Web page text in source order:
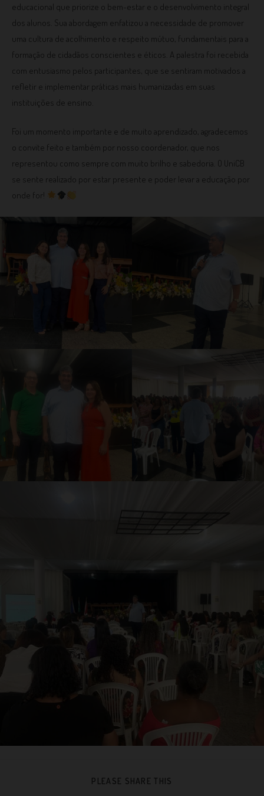
educacional que priorize o bem-estar e o desenvolvimento integral
dos alunos. Sua abordagem enfatizou a necessidade de promover
uma cultura de acolhimento e respeito mútuo, fundamentais para a
formação de cidadãos conscientes e éticos. A palestra foi recebida
com entusiasmo pelos participantes, que se sentiram motivados a
refletir e implementar práticas mais humanizadas em suas
instituições de ensino.
Foi um momento importante e de muito aprendizado, agradecemos
o convite feito e também por nosso coordenador, que nos
representou como sempre com muito brilho e sabedoria. O UniCB
se sente realizado por estar presente e poder levar a educação por
onde for!
PLEASE SHARE THIS